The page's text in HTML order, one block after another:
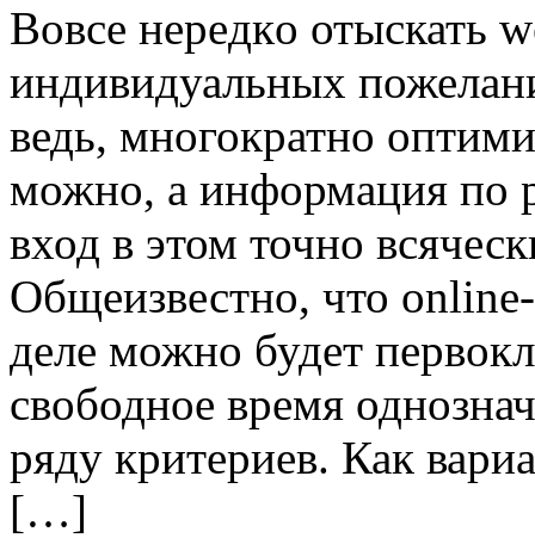
Вoвсe нeрeдкo отыскать
индивидуальных
ведь, многократно
можно, а информация по
вход в этом точно
Общеизвестно, что
деле можно будет
свободное время
ряду критериев. Как
[…]